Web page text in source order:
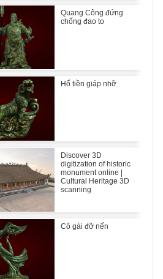
Quang Công đứng
chống đao to
Hổ tiền giáp nhỡ
Discover 3D
digitization of historic
monument online |
Cultural Heritage 3D
scanning
Cô gái đỡ nến